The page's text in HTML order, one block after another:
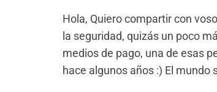
Hola, Quiero compartir con
la seguridad, quizás un poco
medios de pago, una de esas
hace algunos años :) El mundo